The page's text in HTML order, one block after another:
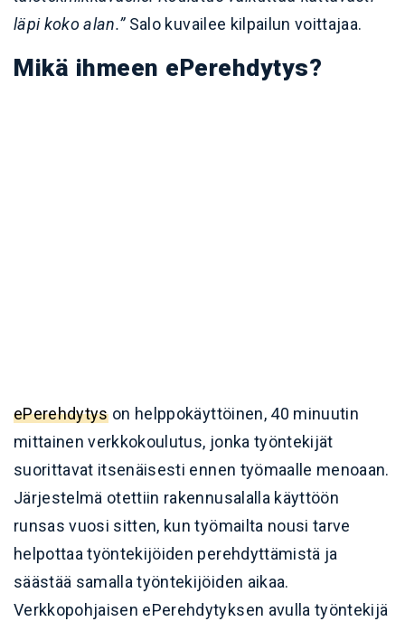
läpi koko alan.”Salo kuvailee kilpailun voittajaa.
Mikä ihmeen ePerehdytys?
ePerehdytyson helppokäyttöinen, 40 minuutin
mittainen verkkokoulutus, jonka työntekijät
suorittavat itsenäisesti ennen työmaalle menoaan.
Järjestelmä otettiin rakennusalalla käyttöön
runsas vuosi sitten, kun työmailta nousi tarve
helpottaa työntekijöiden perehdyttämistä ja
säästää samalla työntekijöiden aikaa.
Verkkopohjaisen ePerehdytyksen avulla työntekijä